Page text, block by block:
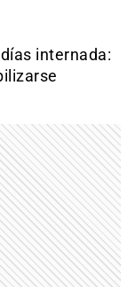
internada: